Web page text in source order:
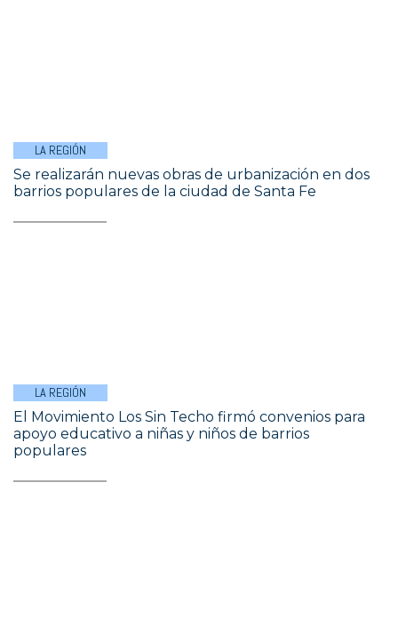
LA REGIÓN
Se realizarán nuevas obras de urbanización en dos
barrios populares de la ciudad de Santa Fe
LA REGIÓN
El Movimiento Los Sin Techo firmó convenios para
apoyo educativo a niñas y niños de barrios
populares